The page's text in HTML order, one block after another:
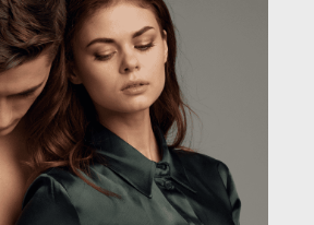
scarpe da running ad un prezzaccio,